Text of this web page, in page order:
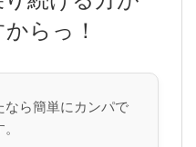
らっ！
なら簡単にカンパで